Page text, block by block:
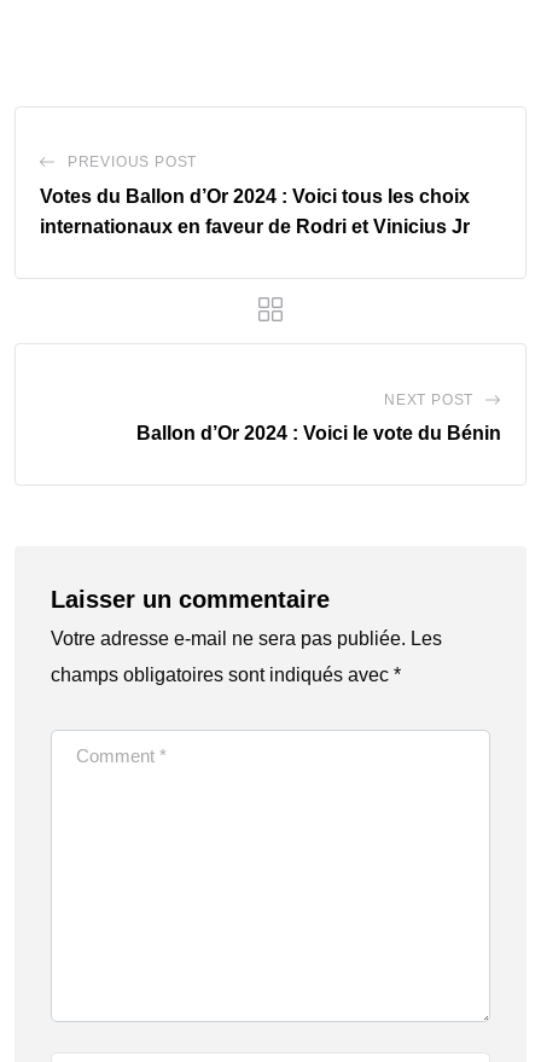
PREVIOUS POST
Votes du Ballon d’Or 2024 : Voici tous les choix
internationaux en faveur de Rodri et Vinicius Jr
NEXT POST
Ballon d’Or 2024 : Voici le vote du Bénin
Laisser un commentaire
Votre adresse e-mail ne sera pas publiée. Les
champs obligatoires sont indiqués avec *